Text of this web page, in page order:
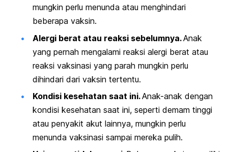
mungkin perlu menunda atau menghindari
beberapa vaksin.
Alergi berat atau reaksi sebelumnya.Anak
yang pernah mengalami reaksi alergi berat atau
reaksi vaksinasi yang parah mungkin perlu
dihindari dari vaksin tertentu.
Kondisi kesehatan saat ini.Anak-anak dengan
kondisi kesehatan saat ini, seperti demam tinggi
atau penyakit akut lainnya, mungkin perlu
menunda vaksinasi sampai mereka pulih.